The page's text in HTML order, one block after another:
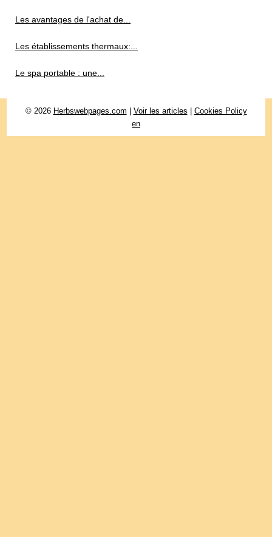
Les avantages de l'achat de...
Les établissements thermaux:...
Le spa portable : une...
© 2026 Herbswebpages.com Voir les articles
Cookies Policy
en